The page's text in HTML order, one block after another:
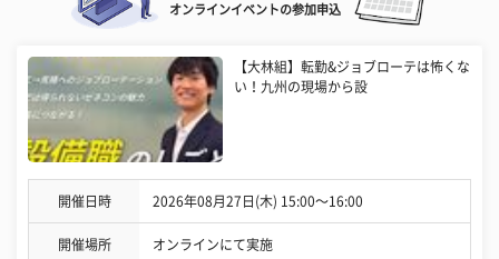
オンラインイベントの参加申込
【大林組】転勤&ジョブローテは怖くな
い！九州の現場から設
開催日時 2026年08月27日(木) 15:00〜16:00
開催場所 オンラインにて実施